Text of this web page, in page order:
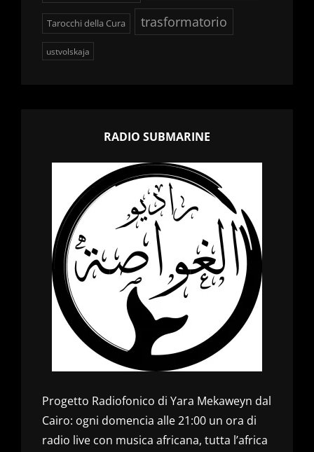
Tarocchi della Cura trasformatorio
ustvolskaja
RADIO SUBMARINE
Progetto Radiofonico di Yara Mekaweyn dal
Cairo: ogni domencia alle 21:00 un ora di
radio live con musica africana, tutta l’africa